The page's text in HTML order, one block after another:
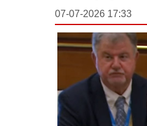
07-07-2026 17:33